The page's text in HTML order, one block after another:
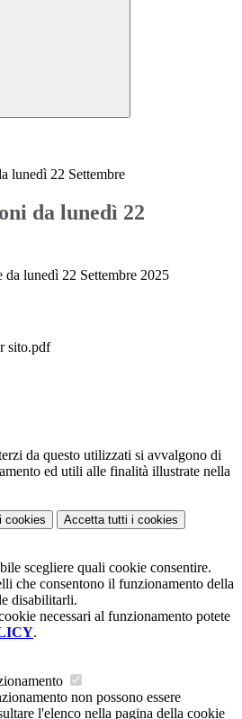
lunedì 22 Settembre
da lunedì 22
lunedì 22 Settembre 2025
sito.pdf
da questo utilizzati si avvalgono di
ed utili alle finalità illustrate nella
i cookies Accetta tutti i cookies
scegliere quali cookie consentire.
che consentono il funzionamento della
disabilitarli.
necessari al funzionamento potete
.
non possono essere
l'elenco nella pagina della cookie